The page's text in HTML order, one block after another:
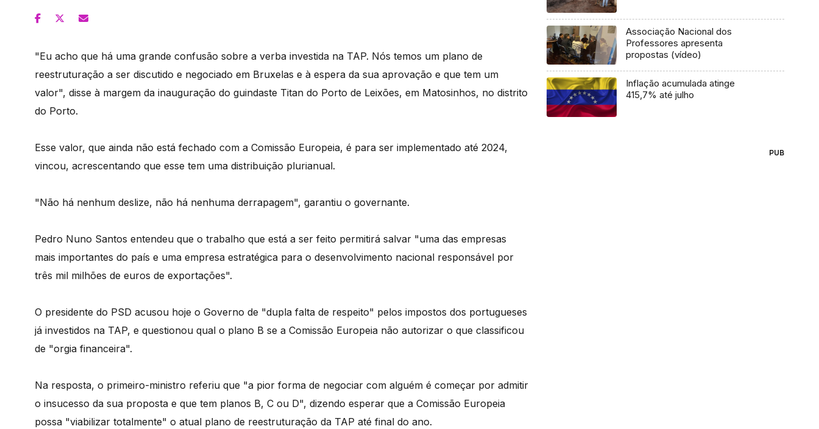
"Eu acho que há uma grande confusão sobre a verba investida na TAP. Nós temos um plano de
reestruturação a ser discutido e negociado em Bruxelas e à espera da sua aprovação e que tem um
valor", disse à margem da inauguração do guindaste Titan do Porto de Leixões, em Matosinhos, no distrito
do Porto.
Esse valor, que ainda não está fechado com a Comissão Europeia, é para ser implementado até 2024,
vincou, acrescentando que esse tem uma distribuição plurianual.
"Não há nenhum deslize, não há nenhuma derrapagem", garantiu o governante.
Pedro Nuno Santos entendeu que o trabalho que está a ser feito permitirá salvar "uma das empresas
mais importantes do país e uma empresa estratégica para o desenvolvimento nacional responsável por
três mil milhões de euros de exportações".
O presidente do PSD acusou hoje o Governo de "dupla falta de respeito" pelos impostos dos portugueses
já investidos na TAP, e questionou qual o plano B se a Comissão Europeia não autorizar o que classificou
de "orgia financeira".
Na resposta, o primeiro-ministro referiu que "a pior forma de negociar com alguém é começar por admitir
o insucesso da sua proposta e que tem planos B, C ou D", dizendo esperar que a Comissão Europeia
possa "viabilizar totalmente" o atual plano de reestruturação da TAP até final do ano.
Associação Nacional dos
Professores apresenta
propostas (vídeo)
Inflação acumulada atinge
415,7% até julho
PUB